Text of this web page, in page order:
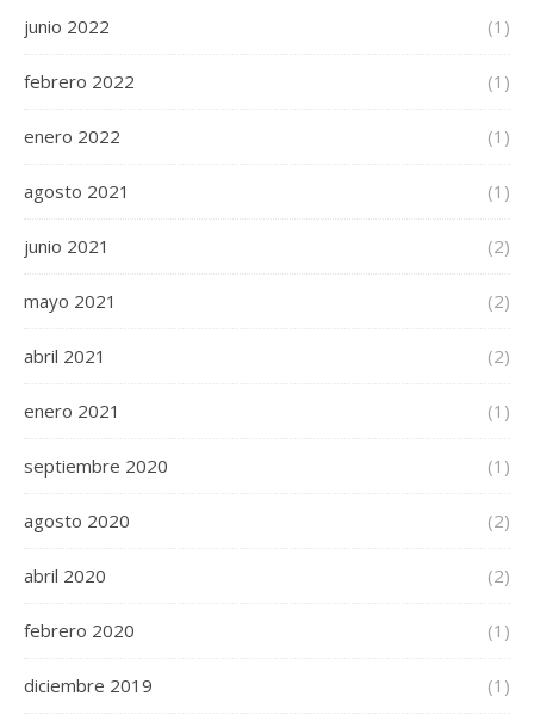
junio 2022 (1)
febrero 2022 (1)
enero 2022 (1)
agosto 2021 (1)
junio 2021 (2)
mayo 2021 (2)
abril 2021 (2)
enero 2021 (1)
septiembre 2020 (1)
agosto 2020 (2)
abril 2020 (2)
febrero 2020 (1)
diciembre 2019 (1)